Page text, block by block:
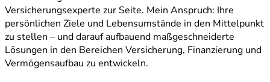
Versicherungsexperte zur Seite. Mein Anspruch: Ihre
persönlichen Ziele und Lebensumstände in den Mittelpunkt
zu stellen – und darauf aufbauend maßgeschneiderte
Lösungen in den Bereichen Versicherung, Finanzierung und
Vermögensaufbau zu entwickeln.